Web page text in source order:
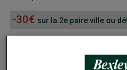
-30€ sur la 2e paire ville ou